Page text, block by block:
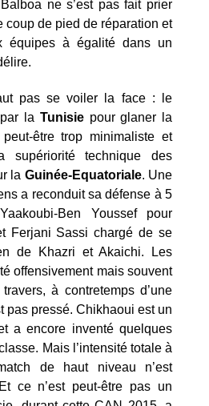
ne s’est pas fait prier
coup de pied de réparation et
équipes à égalité dans un
pas se voiler la face : le
la Tunisiepour glaner la
être trop minimaliste et
technique des
la Guinée-Equatoriale. Une
a reconduit sa défense à 5
Ben Youssef pour
Ferjani Sassi chargé de se
de Khazri et Akaichi. Les
offensivement mais souvent
à contretemps d’une
pas pressé. Chikhaoui est un
a encore inventé quelques
Mais l’intensité totale à
de haut niveau n’est
ce n’est peut-être pas un